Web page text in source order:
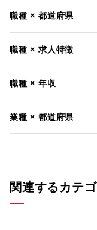
職種 × 都道府県
職種 × 求人特徴
職種 × 年収
業種 × 都道府県
関連するカテ